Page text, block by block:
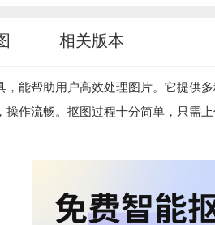
相关版本
能帮助用户高效处理图片。它提供
作流畅。抠图过程十分简单，只需